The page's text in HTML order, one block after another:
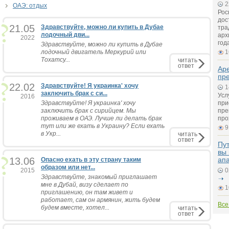
ОАЭ: отдых
21.05
2022
Здравствуйте, можно ли купить в Дубае
лодочный дви...
Здравствуйте, можно ли купить в Дубае
лодочный двигатель Меркурий или
Тохатсу...
читать
ответ
22.02
2016
Здравствуйте! Я украинка' хочу
заключить брак с си...
Здравствуйте! Я украинка' хочу
заключить брак с сирийцем. Мы
проживаем в ОАЭ. Лучше ли делать брак
тут или же ехать в Украину? Если ехать
в Укр...
читать
ответ
13.06
2015
Опасно ехать в эту страну таким
образом или нет...
Здравствуйте, знакомый приглашает
мне в Дубай, визу сделает по
приглашению, он там живет и
работает, сам он армянин, жить будем
будем вместе, хотел...
читать
ответ
вы